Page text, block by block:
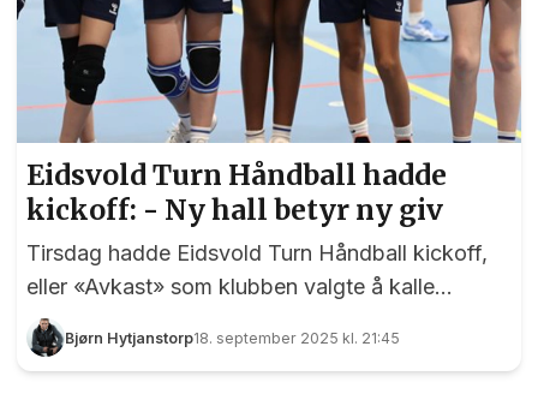
Eidsvold Turn Håndball hadde
kickoff: - Ny hall betyr ny giv
Tirsdag hadde Eidsvold Turn Håndball kickoff,
eller «Avkast» som klubben valgte å kalle
arrangementet, i den nye hallen på Vilberg skole.
Her var det presentasjon av lag, spillere, trenere
Bjørn Hytjanstorp18. september 2025 kl. 21:45